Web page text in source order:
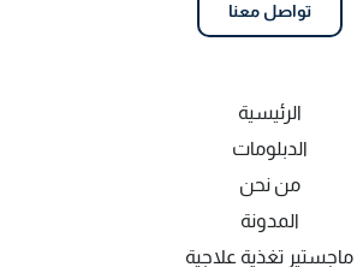
تواصل معنا
الرئيسية
الدبلومات
من نحن
المدونة
ماجستير تغذية علاجية